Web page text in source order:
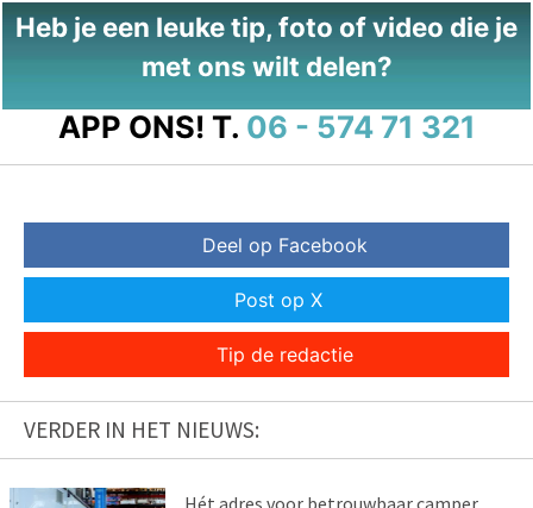
Heb je een leuke tip, foto of video die je
met ons wilt delen?
APP ONS! T. 06 - 574 71 321
Deel op Facebook
Post op X
Tip de redactie
VERDER IN HET NIEUWS:
Hét adres voor betrouwbaar camper